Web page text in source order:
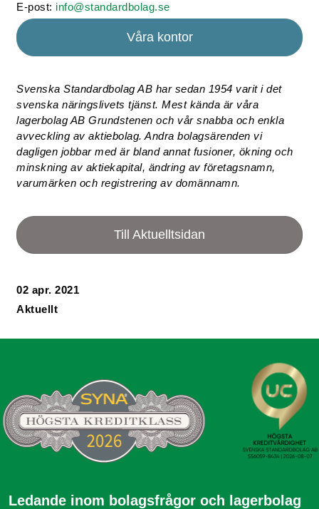
E-post: info@standardbolag.se
Våra kontor
Svenska Standardbolag AB har sedan 1954 varit i det
svenska näringslivets tjänst. Mest kända är våra
lagerbolag AB Grundstenen och vår snabba och enkla
avveckling av aktiebolag. Andra bolagsärenden vi
dagligen jobbar med är bland annat fusioner, ökning och
minskning av aktiekapital, ändring av företagsnamn,
varumärken och registrering av domännamn.
Till Aktuelltsidan
02 apr. 2021
Aktuellt
Ledande inom bolagsfrågor och lagerbolag